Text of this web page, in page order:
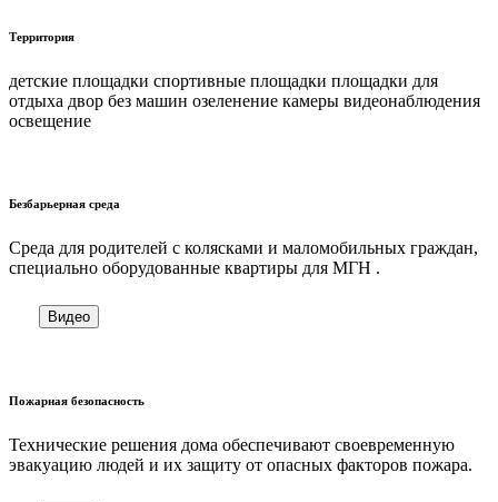
Территория
детские площадки спортивные площадки площадки для
отдыха двор без машин озеленение камеры видеонаблюдения
освещение
Безбарьерная среда
Среда для родителей с колясками и маломобильных граждан,
специально оборудованные квартиры для МГН .
Видео
Пожарная безопасность
Технические решения дома обеспечивают своевременную
эвакуацию людей и их защиту от опасных факторов пожара.